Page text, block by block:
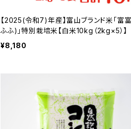
【2025(令和7)年産】富山ブランド米「富
ふふ)」特別栽培米【白米10kg（2kg×5）】
¥8,180